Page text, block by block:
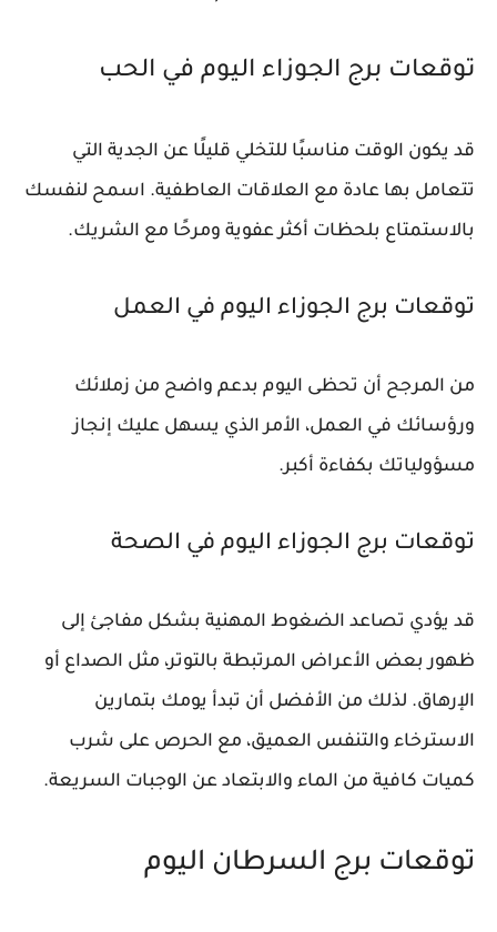
توقعات برج الجوزاء اليوم في الحب
قد يكون الوقت مناسبًا للتخلي قليلًا عن الجدية التي
تتعامل بها عادة مع العلاقات العاطفية. اسمح لنفسك
بالاستمتاع بلحظات أكثر عفوية ومرحًا مع الشريك.
توقعات برج الجوزاء اليوم في العمل
من المرجح أن تحظى اليوم بدعم واضح من زملائك
ورؤسائك في العمل، الأمر الذي يسهل عليك إنجاز
مسؤولياتك بكفاءة أكبر.
توقعات برج الجوزاء اليوم في الصحة
قد يؤدي تصاعد الضغوط المهنية بشكل مفاجئ إلى
ظهور بعض الأعراض المرتبطة بالتوتر، مثل الصداع أو
الإرهاق. لذلك من الأفضل أن تبدأ يومك بتمارين
الاسترخاء والتنفس العميق، مع الحرص على شرب
كميات كافية من الماء والابتعاد عن الوجبات السريعة.
توقعات برج السرطان اليوم